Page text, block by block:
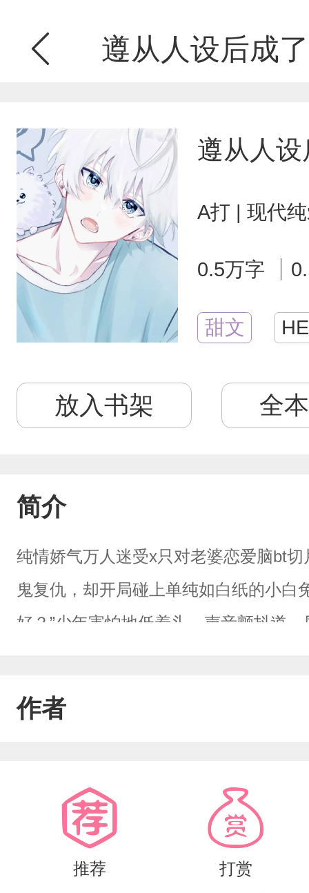
遵从人设后成
遵从人
A打 | 现代
0.5万字
甜文 HE
放入书架 全
简介
纯情娇气万人迷受x只对老婆恋爱脑bt
鬼复仇，却开局碰上单纯如白纸的小白
好？”少年害怕地低着头，声音颤抖道
小美人坐在床边，正怯生生，眼角泛
安稳。”小美人委屈控诉，耷拉下眼摇
竟然站了起来，朝手足无措的小美人
的温和有礼英俊强大，洁身自好的帝
作者
推荐 打赏